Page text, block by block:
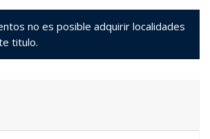
no es posible adquirir localidades
titulo.